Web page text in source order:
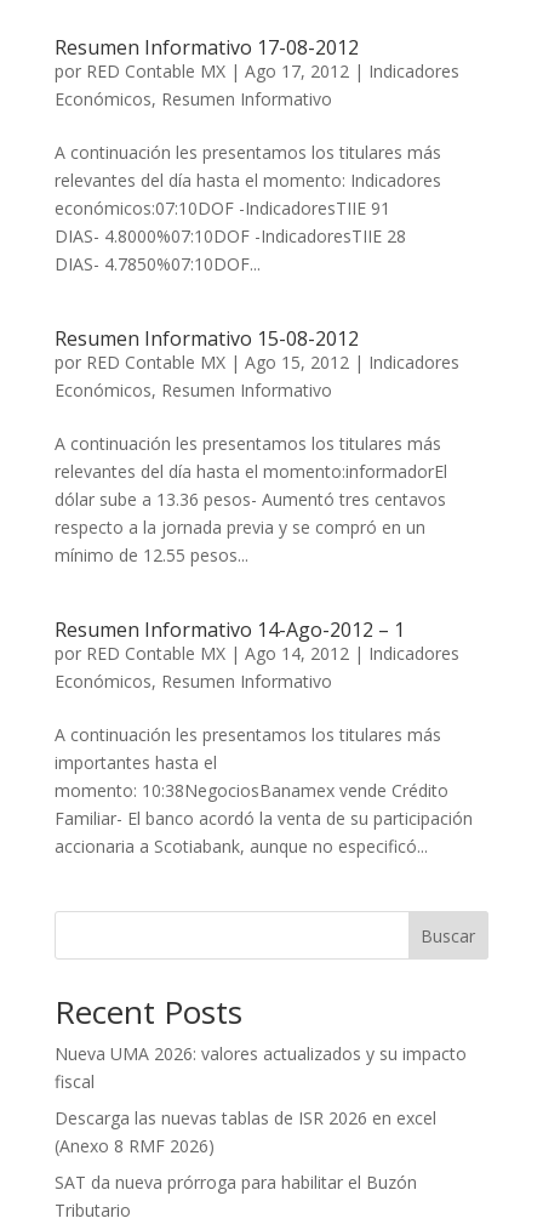
Resumen Informativo 17-08-2012
por RED Contable MX| Ago 17, 2012| Indicadores
Económicos, Resumen Informativo
A continuación les presentamos los titulares más
relevantes del día hasta el momento: Indicadores
económicos:07:10DOF -IndicadoresTIIE 91
DIAS- 4.8000%07:10DOF -IndicadoresTIIE 28
DIAS- 4.7850%07:10DOF...
Resumen Informativo 15-08-2012
por RED Contable MX| Ago 15, 2012| Indicadores
Económicos, Resumen Informativo
A continuación les presentamos los titulares más
relevantes del día hasta el momento:informadorEl
dólar sube a 13.36 pesos- Aumentó tres centavos
respecto a la jornada previa y se compró en un
mínimo de 12.55 pesos...
Resumen Informativo 14-Ago-2012 – 1
por RED Contable MX| Ago 14, 2012| Indicadores
Económicos, Resumen Informativo
A continuación les presentamos los titulares más
importantes hasta el
momento: 10:38NegociosBanamex vende Crédito
Familiar- El banco acordó la venta de su participación
accionaria a Scotiabank, aunque no especificó...
Buscar
Recent Posts
Nueva UMA 2026: valores actualizados y su impacto
fiscal
Descarga las nuevas tablas de ISR 2026 en excel
(Anexo 8 RMF 2026)
SAT da nueva prórroga para habilitar el Buzón
Tributario